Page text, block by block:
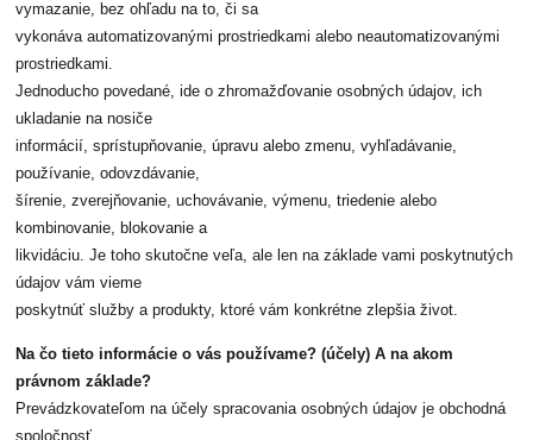
vymazanie, bez ohľadu na to, či sa
vykonáva automatizovanými prostriedkami alebo neautomatizovanými
prostriedkami.
Jednoducho povedané, ide o zhromažďovanie osobných údajov, ich
ukladanie na nosiče
informácií, sprístupňovanie, úpravu alebo zmenu, vyhľadávanie,
používanie, odovzdávanie,
šírenie, zverejňovanie, uchovávanie, výmenu, triedenie alebo
kombinovanie, blokovanie a
likvidáciu. Je toho skutočne veľa, ale len na základe vami poskytnutých
údajov vám vieme
poskytnúť služby a produkty, ktoré vám konkrétne zlepšia život.
Na čo tieto informácie o vás používame? (účely) A na akom
právnom základe?
Prevádzkovateľom na účely spracovania osobných údajov je obchodná